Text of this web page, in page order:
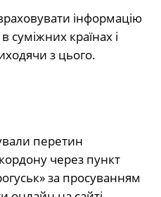
інформацію
суміжних країнах і
з цього.
перетин
через пункт
за просуванням